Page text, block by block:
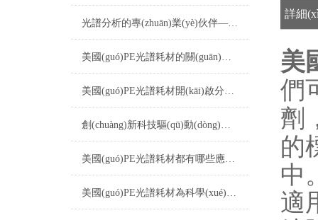
光譜分析的專(zhuān)業(yè)伙伴——探索美國(guó)PE光譜耗材的世界
美國(guó)PE光譜耗材的關(guān)鍵角色與選擇指南
美國(guó)PE光譜耗材開(kāi)啟分析科學(xué)的新篇章
創(chuàng)新科技驅(qū)動(dòng)：談?wù)凱E光譜耗材的應(yīng)用與發(fā)展
美國(guó)PE光譜耗材都有哪些應(yīng)用？
美國(guó)PE光譜耗材為科學(xué)研究提供有效的支持
詳細
美
們
劑
的
中